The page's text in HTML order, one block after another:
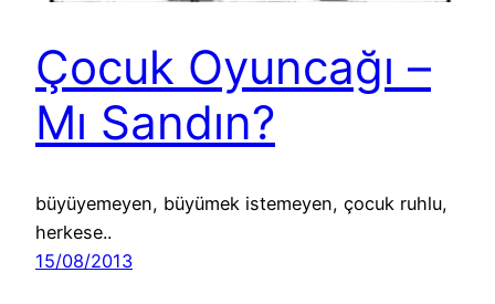
Çocuk Oyuncağı –
Mı Sandın?
büyüyemeyen, büyümek istemeyen, çocuk ruhlu,
herkese..
15/08/2013